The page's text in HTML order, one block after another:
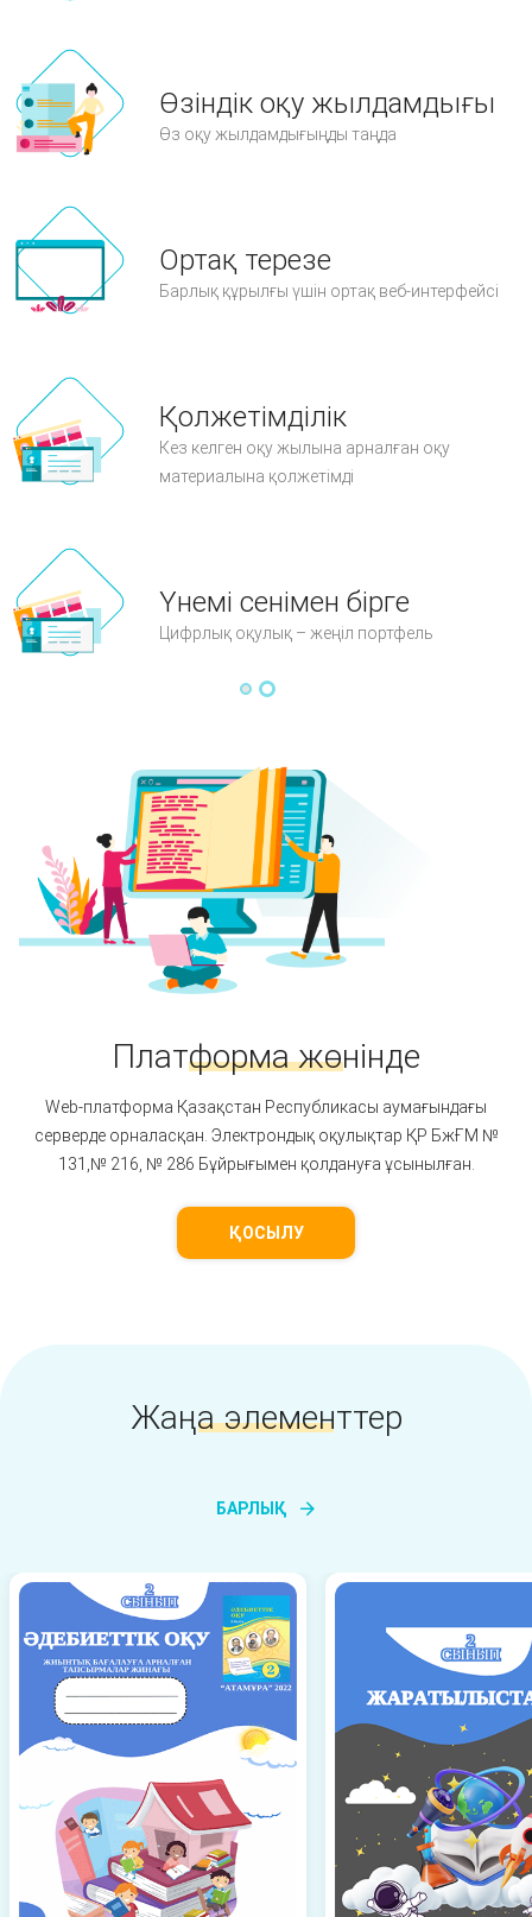
Өзіндік оқу жылдамдығы
Өз оқу жылдамдығыңды таңда
Ортақ терезе
Барлық құрылғы үшін ортақ веб-интерфейсі
Қолжетімділік
Кез келген оқу жылына арналған оқу
материалына қолжетімді
Үнемі сенімен бірге
Цифрлық оқулық – жеңіл портфель
Платформа жөнінде
Web-платформа Қазақстан Республикасы аумағындағы
серверде орналасқан. Электрондық оқулықтар ҚР БжҒМ №
131,№ 216, № 286 Бұйрығымен қолдануға ұсынылған.
ҚОСЫЛУ
Жаңа элементтер
БАРЛЫҚ